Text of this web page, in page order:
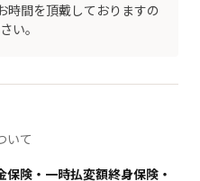
時間を頂戴しておりますの
い。
いて
険・一時払変額終身保険・